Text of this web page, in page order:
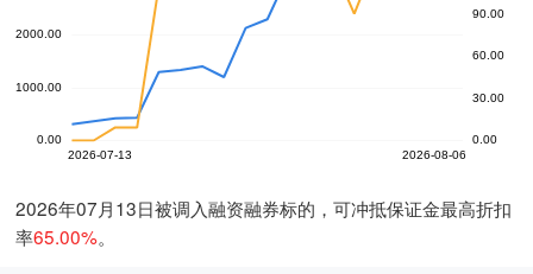
2026年07月13日被调入融资融券标的，可冲抵保证金最高折扣
率65.00%。